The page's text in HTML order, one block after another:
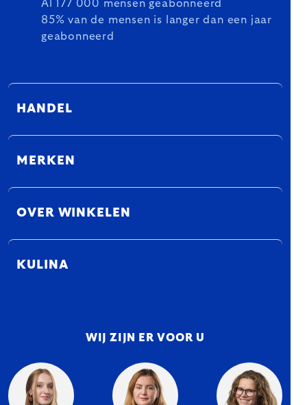
Al 177 000 mensen geabonneerd
85% van de mensen is langer dan een jaar
geabonneerd
HANDEL
MERKEN
OVER WINKELEN
KULINA
WIJ ZIJN ER VOOR U